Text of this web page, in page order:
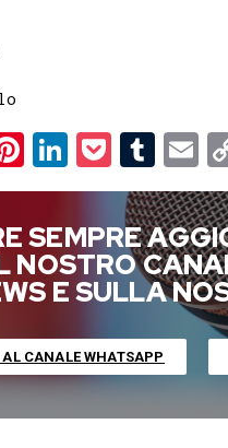
P
i
n
t
e
e
s
t
L
i
n
k
e
I
n
o
c
k
e
T
u
m
b
l
E
m
a
i
l
SEMPRE
NOSTRO
E SULLA
CANALE WHATSAPP